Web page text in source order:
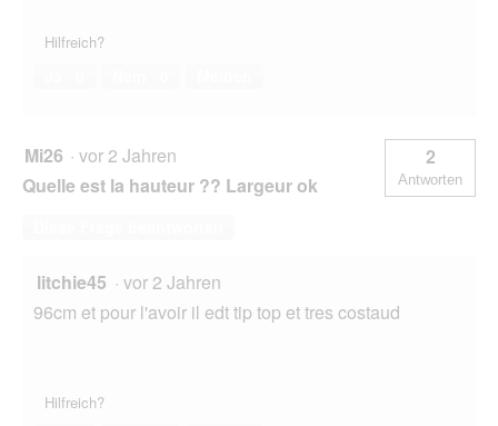
Hilfreich?
Mi26 · vor 2 Jahren
Quelle est la hauteur ?? Largeur ok
2
Antworten
litchie45 · vor 2 Jahren
96cm et pour l'avoir il edt tip top et tres costaud
Hilfreich?